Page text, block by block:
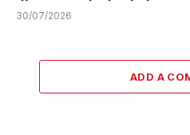
30/07/2026
ADD A